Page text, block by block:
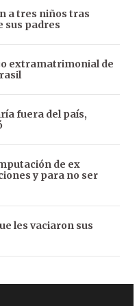
a tres niños tras
sus padres
extramatrimonial de
fuera del país,
de ex
y para no ser
les vaciaron sus